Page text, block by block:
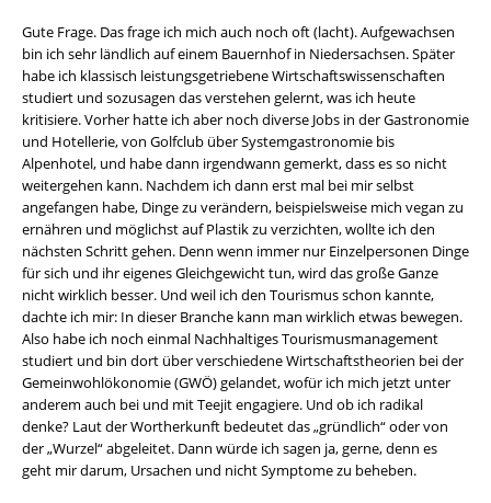
Gute Frage. Das frage ich mich auch noch oft (lacht). Aufgewachsen
bin ich sehr ländlich auf einem Bauernhof in Niedersachsen. Später
habe ich klassisch leistungsgetriebene Wirtschaftswissenschaften
studiert und sozusagen das verstehen gelernt, was ich heute
kritisiere. Vorher hatte ich aber noch diverse Jobs in der Gastronomie
und Hotellerie, von Golfclub über Systemgastronomie bis
Alpenhotel, und habe dann irgendwann gemerkt, dass es so nicht
weitergehen kann. Nachdem ich dann erst mal bei mir selbst
angefangen habe, Dinge zu verändern, beispielsweise mich vegan zu
ernähren und möglichst auf Plastik zu verzichten, wollte ich den
nächsten Schritt gehen. Denn wenn immer nur Einzelpersonen Dinge
für sich und ihr eigenes Gleichgewicht tun, wird das große Ganze
nicht wirklich besser. Und weil ich den Tourismus schon kannte,
dachte ich mir: In dieser Branche kann man wirklich etwas bewegen.
Also habe ich noch einmal Nachhaltiges Tourismusmanagement
studiert und bin dort über verschiedene Wirtschaftstheorien bei der
Gemeinwohlökonomie (GWÖ) gelandet, wofür ich mich jetzt unter
anderem auch bei und mit Teejit engagiere. Und ob ich radikal
denke? Laut der Wortherkunft bedeutet das „gründlich“ oder von
der „Wurzel“ abgeleitet. Dann würde ich sagen ja, gerne, denn es
geht mir darum, Ursachen und nicht Symptome zu beheben.